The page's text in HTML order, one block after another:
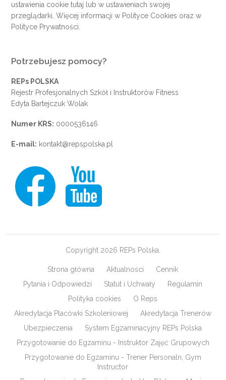
ustawienia cookietutaj lub w ustawieniach swojej
przeglądarki. Więcej informacji w Polityce Cookies oraz w
Polityce Prywatności
Potrzebujesz pomocy?
REPs POLSKA
Rejestr Profesjonalnych Szkół i Instruktorów Fitness
Edyta Bartejczuk Wolak
Numer KRS: 0000536146
E-mail: kontakt@repspolska.pl
Copyright 2026 REPs Polska.
Strona główna Aktualności
Cennik
Pytania i Odpowiedzi
Statut i Uchwały
Regulamin
Polityka cookies
O Reps
Akredytacja Placówki Szkoleniowej
Akredytacja Trenerów
Ubezpieczenia
System Egzaminacyjny REPs Polska
Przygotowanie do Egzaminu - Instruktor Zajęć Grupowych
Przygotowanie do Egzaminu - Trener Personaln, Gym
Instructor